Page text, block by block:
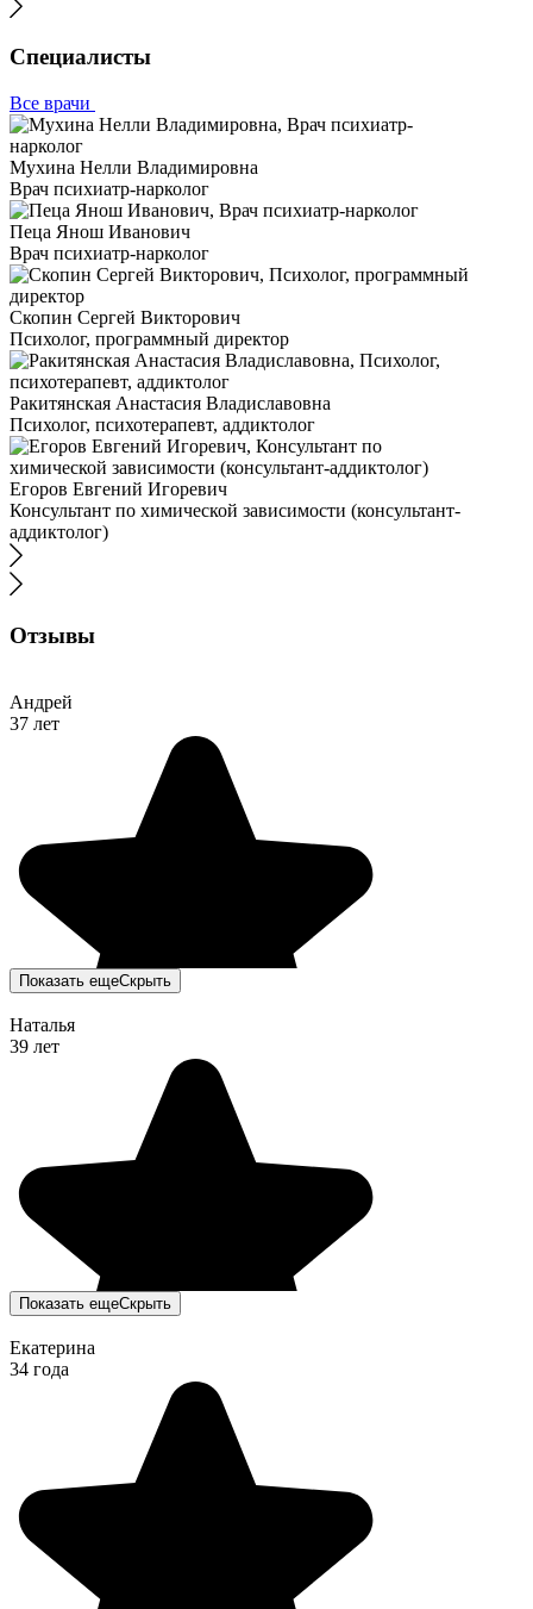
Специалисты
Все врачи
Мухина Нелли Владимировна
Врач психиатр-нарколог
Пеца Янош Иванович
Врач психиатр-нарколог
Скопин Сергей Викторович
Психолог, программный директор
Ракитянская Анастасия Владиславовна
Психолог, психотерапевт, аддиктолог
Егоров Евгений Игоревич
Консультант по химической зависимости (консультант-
аддиктолог)
Отзывы
Андрей
37 лет
Показать ещеСкрыть
Наталья
39 лет
Показать ещеСкрыть
Екатерина
34 года